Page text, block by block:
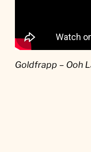
Goldfrapp – Ooh